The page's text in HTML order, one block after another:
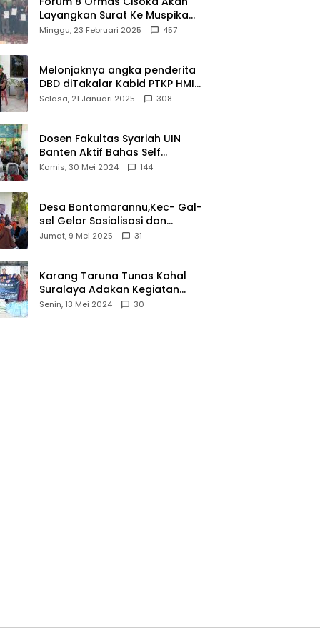
Layangkan Surat Ke Muspika
Atas Adanya Kantor Matel di
Minggu, 23 Februari 2025 457
Melonjaknya angka penderita
DBD diTakalar Kabid PTKP HMI
Cab.Takalar angkat bicara
Selasa, 21 Januari 2025 308
Dosen Fakultas Syariah UIN
Banten Aktif Bahas Self
Declare Halal dalam Forum
Kamis, 30 Mei 2024 144
Desa Bontomarannu,Kec- Gal-
sel Gelar Sosialisasi dan
Bimtek Pemutakhiran Data ID
Jumat, 9 Mei 2025 31
Karang Taruna Tunas Kahal
Suralaya Adakan Kegiatan
Bansos Terhadap Kaum
Senin, 13 Mei 2024 30